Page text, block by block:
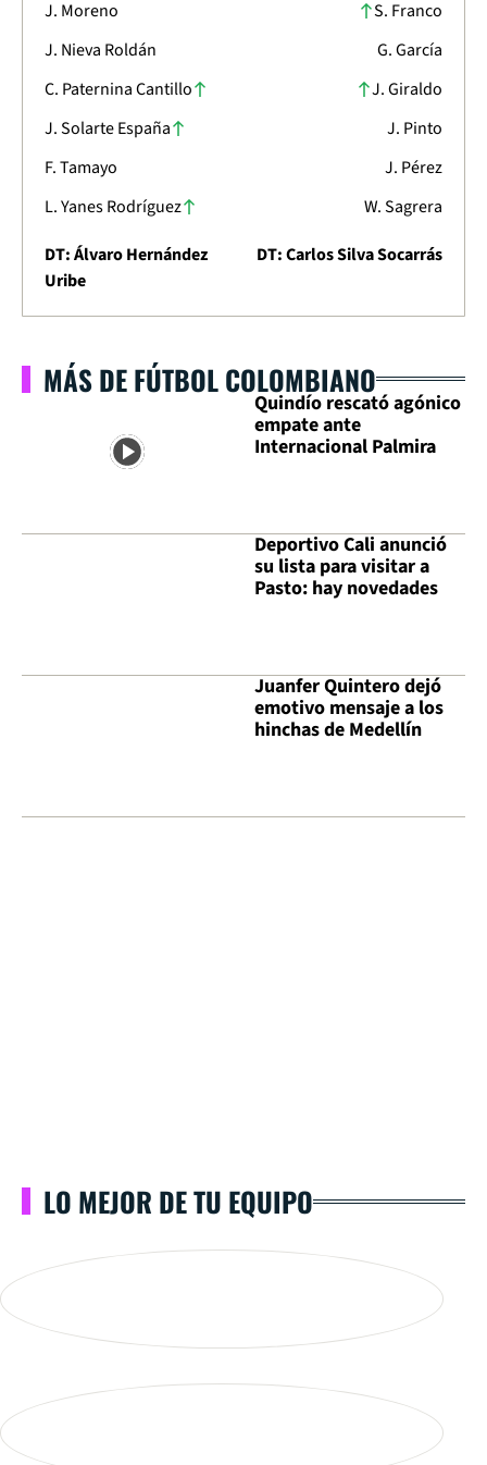
J. Moreno
J. Nieva Roldán
C. Paternina Cantillo
J. Solarte España
F. Tamayo
L. Yanes Rodríguez
S. Franco
G. García
J. Giraldo
J. Pinto
J. Pérez
W. Sagrera
DT: Álvaro Hernández
Uribe
DT: Carlos Silva Socarrás
MÁS DE FÚTBOL COLOMBIANO
Quindío rescató agónico
empate ante
Internacional Palmira
Deportivo Cali anunció
su lista para visitar a
Pasto: hay novedades
Juanfer Quintero dejó
emotivo mensaje a los
hinchas de Medellín
LO MEJOR DE TU EQUIPO